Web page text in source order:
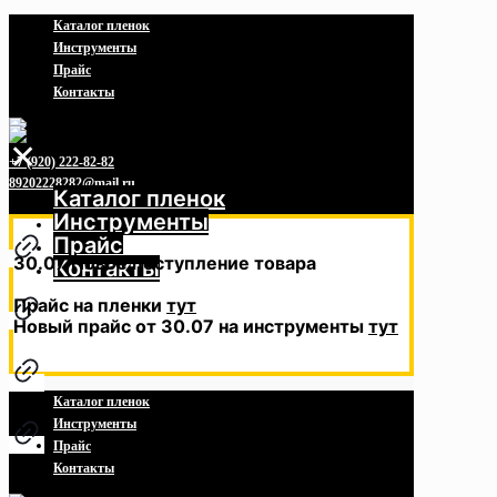
Каталог пленок
Инструменты
Прайс
Контакты
+7 (920) 222-82-82
89202228282@mail.ru
✕
Каталог пленок
Инструменты
Прайс
Контакты
30.07 Новое поступление товара
Прайс на пленки тут
Новый прайс от 30.07 на инструменты тут
Каталог пленок
Инструменты
Прайс
Контакты